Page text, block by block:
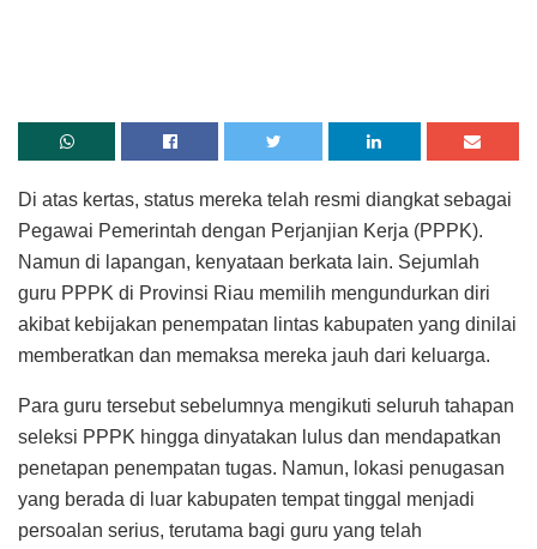
Di atas kertas, status mereka telah resmi diangkat sebagai
Pegawai Pemerintah dengan Perjanjian Kerja (PPPK).
Namun di lapangan, kenyataan berkata lain. Sejumlah
guru PPPK di Provinsi Riau memilih mengundurkan diri
akibat kebijakan penempatan lintas kabupaten yang dinilai
memberatkan dan memaksa mereka jauh dari keluarga.
Para guru tersebut sebelumnya mengikuti seluruh tahapan
seleksi PPPK hingga dinyatakan lulus dan mendapatkan
penetapan penempatan tugas. Namun, lokasi penugasan
yang berada di luar kabupaten tempat tinggal menjadi
persoalan serius, terutama bagi guru yang telah